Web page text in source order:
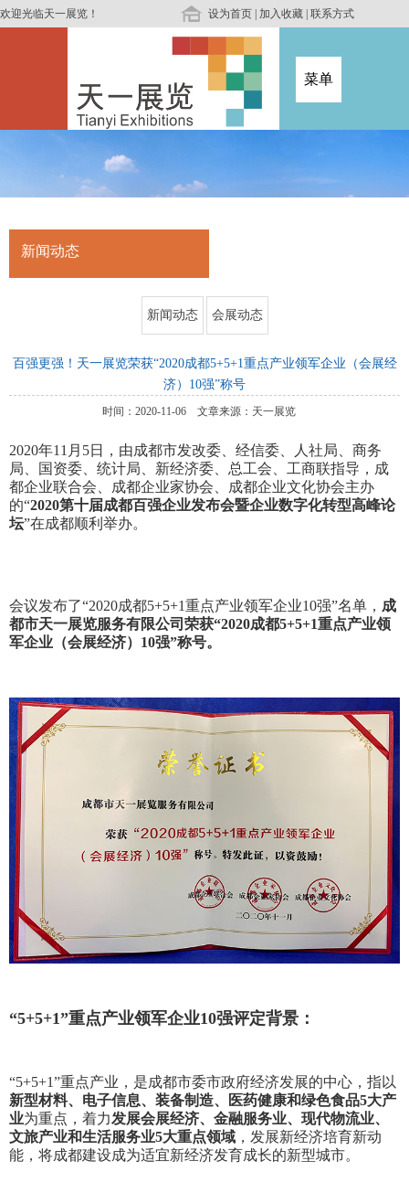
设为首页 加入收藏 联系方式
欢迎光临天一展览！
菜单
新闻动态
新闻动态 会展动态
百强更强！天一展览荣获“2020成都5+5+1重点产业领军企业（会展经
济）10强”称号
时间：2020-11-06 文章来源：天一展览
2020年11月5日，由成都市发改委、经信委、人社局、商务
局、国资委、统计局、新经济委、总工会、工商联指导，成
都企业联合会、成都企业家协会、成都企业文化协会主办
的“2020第十届成都百强企业发布会暨企业数字化转型高峰论
坛”在成都顺利举办。
会议发布了“2020成都5+5+1重点产业领军企业10强”名单， 成
都市天一展览服务有限公司荣获“2020成都5+5+1重点产业领
军企业（会展经济）10强”称号。
“5+5+1”重点产业领军企业10强评定背景：
“5+5+1”重点产业，是成都市委市政府经济发展的中心，指以
新型材料、电子信息、装备制造、医药健康和绿色食品5大产
业为重点，着力发展会展经济、金融服务业、现代物流业、
文旅产业和生活服务业5大重点领域 ，发展新经济培育新动
能，将成都建设成为适宜新经济发育成长的新型城市。